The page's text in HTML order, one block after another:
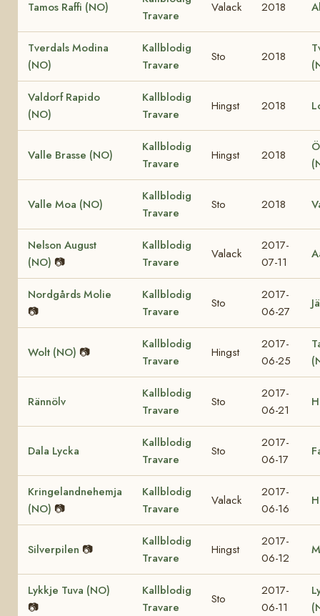
Tamos Raffi (NO)
Travare
Valack 2018
Tverdals Modina
(NO)
Kallblodig
Travare
Sto 2018
Valdorf Rapido
(NO)
Kallblodig
Travare
Hingst 2018
Valle Brasse (NO)
Kallblodig
Travare
Hingst 2018
Valle Moa (NO)
Kallblodig
Travare
Sto 2018
Nelson August
(NO) 📷
Kallblodig
Travare
Valack
2017-
07-11
Nordgårds Molie
📷
Kallblodig
Travare
Sto
2017-
06-27
Wolt (NO) 📷
Kallblodig
Travare
Hingst
2017-
06-25
Rännölv
Kallblodig
Travare
Sto
2017-
06-21
Dala Lycka
Kallblodig
Travare
Sto
2017-
06-17
Kringelandnehemja
(NO) 📷
Kallblodig
Travare
Valack
2017-
06-16
Silverpilen 📷
Kallblodig
Travare
Hingst
2017-
06-12
Lykkje Tuva (NO)
📷
Kallblodig
Travare
Sto
2017-
06-11